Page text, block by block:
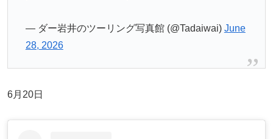
— ダー岩井のツーリング写真館 (@Tadaiwai) June
28, 2026
6月20日